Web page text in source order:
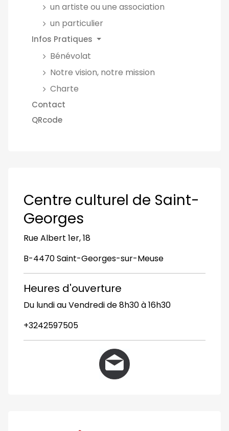
un artiste ou une association
un particulier
Infos Pratiques
Bénévolat
Notre vision, notre mission
Charte
Contact
QRcode
Centre culturel de Saint-
Georges
Rue Albert 1er, 18
B-4470 Saint-Georges-sur-Meuse
Heures d'ouverture
Du lundi au Vendredi de 8h30 à 16h30
+3242597505